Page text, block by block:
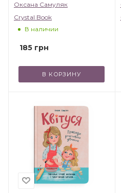
Оксана Самуляк
Crystal Book
В наличии
185 грн
В КОРЗИНУ